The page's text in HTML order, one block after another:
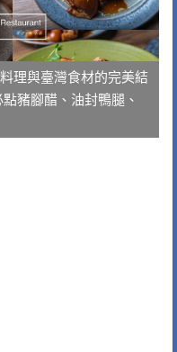
理與臺灣食材的完美結
豬腳醋、油封鴨腿、